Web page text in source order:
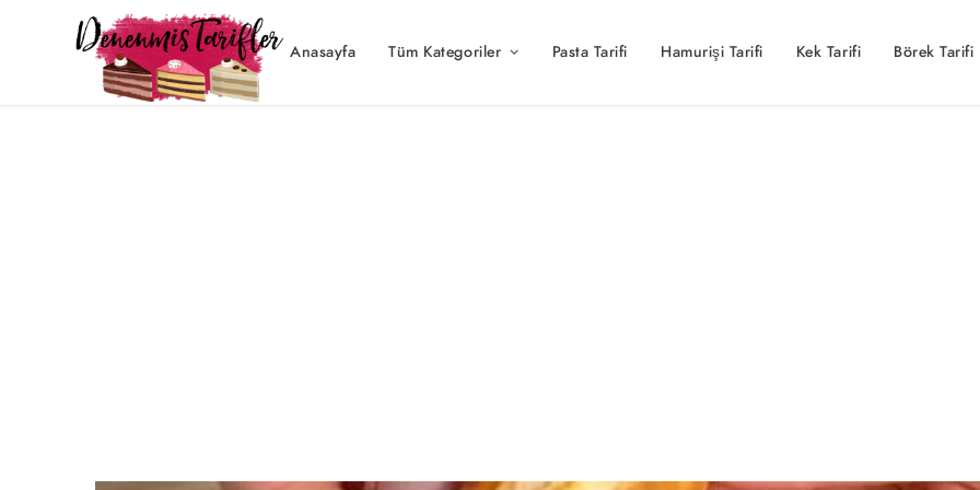
Anasayfa Tüm Kategoriler Pasta Tarifi Hamurişi Tarifi Kek Tarifi Börek Tarifi